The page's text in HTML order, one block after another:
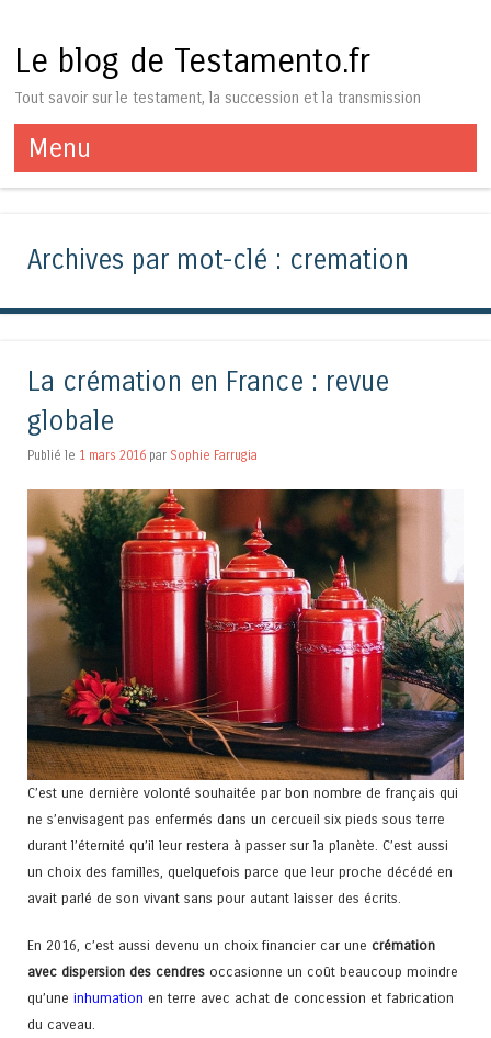
Le blog de Testamento.fr
Tout savoir sur le testament, la succession et la transmission
Menu
Aller au contenu
Archives par mot-clé : cremation
La crémation en France : revue
globale
Publié le 1 mars 2016 par Sophie Farrugia
C’est une dernière volonté souhaitée par bon nombre de français qui
ne s’envisagent pas enfermés dans un cercueil six pieds sous terre
durant l’éternité qu’il leur restera à passer sur la planète. C’est aussi
un choix des familles, quelquefois parce que leur proche décédé en
avait parlé de son vivant sans pour autant laisser des écrits.
En 2016, c’est aussi devenu un choix financier car une crémation
avec dispersion des cendres occasionne un coût beaucoup moindre
qu’une inhumation en terre avec achat de concession et fabrication
du caveau.